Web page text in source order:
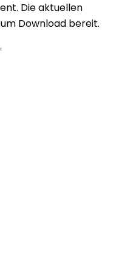
Die aktuellen
Download bereit.